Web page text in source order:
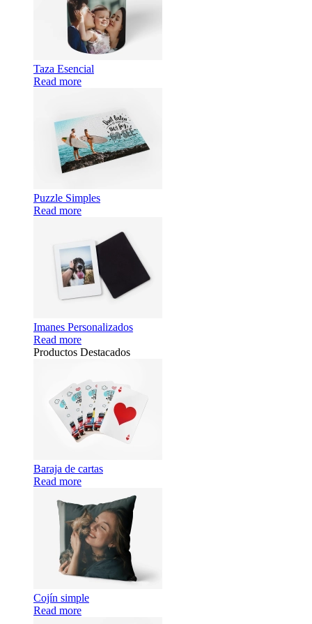
Taza Esencial
Read more
Puzzle Simples
Read more
Imanes Personalizados
Read more
Productos Destacados
Baraja de cartas
Read more
Cojín simple
Read more